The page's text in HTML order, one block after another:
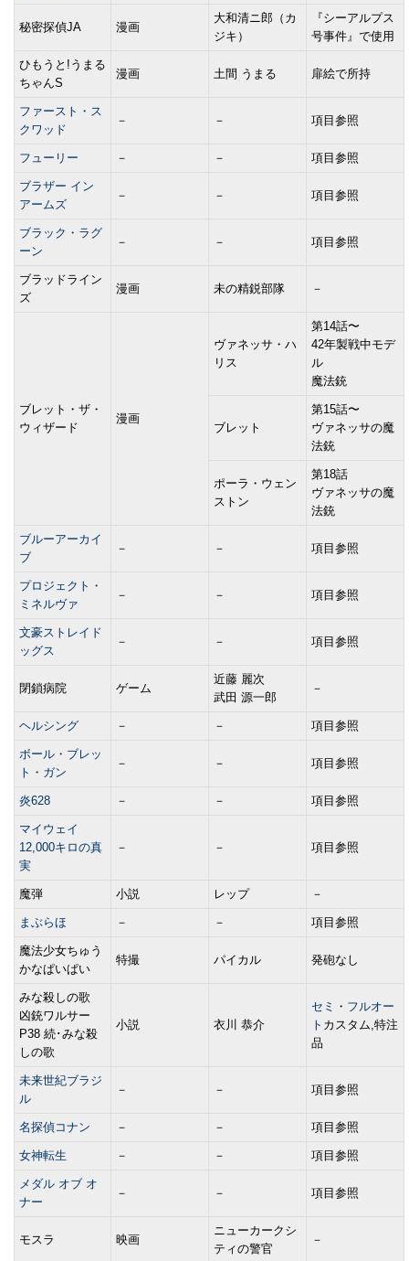
秘密探偵JA 漫画
大和清ニ郎（カ
ジキ）
『シーアルプス
号事件』で使用
ひもうと!うまる
ちゃんS
漫画 土間 うまる 扉絵で所持
ファースト・ス
クワッド
－ － 項目参照
フューリー － － 項目参照
ブラザー イン
アームズ
－ － 項目参照
ブラック・ラグ
ーン
－ － 項目参照
ブラッドライン
ズ
漫画 未の精鋭部隊 －
ブレット・ザ・
ウィザード
漫画
ヴァネッサ・ハ
リス
第14話〜
42年製戦中モデ
ル
魔法銃
ブレット
第15話〜
ヴァネッサの魔
法銃
ポーラ・ウェン
ストン
第18話
ヴァネッサの魔
法銃
ブルーアーカイ
ブ
－ － 項目参照
プロジェクト・
ミネルヴァ
－ － 項目参照
文豪ストレイド
ッグス
－ － 項目参照
閉鎖病院 ゲーム
近藤 麗次
武田 源一郎
－
ヘルシング － － 項目参照
ボール・ブレッ
ト・ガン
－ － 項目参照
炎628 － － 項目参照
マイウェイ
12,000キロの真
実
－ － 項目参照
魔弾 小説 レップ －
まぶらほ － － 項目参照
魔法少女ちゅう
かなぱいぱい
特撮 パイカル 発砲なし
みな殺しの歌
凶銃ワルサー
P38 続･みな殺
しの歌
小説 衣川 恭介
セミ ・ フルオー
ト カスタム,特注
品
未来世紀ブラジ
ル
－ － 項目参照
名探偵コナン － － 項目参照
女神転生 － － 項目参照
メダル オブ オ
ナー
－ － 項目参照
モスラ 映画
ニューカークシ
ティの警官
－